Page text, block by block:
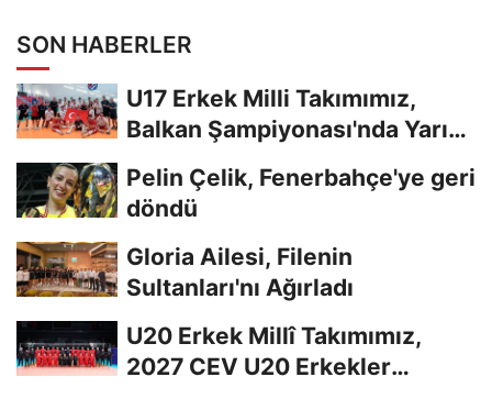
SON HABERLER
U17 Erkek Milli Takımımız,
Balkan Şampiyonası'nda Yarı
Pelin Çelik, Fenerbahçe'ye geri
döndü
Gloria Ailesi, Filenin
Sultanları'nı Ağırladı
U20 Erkek Millî Takımımız,
2027 CEV U20 Erkekler